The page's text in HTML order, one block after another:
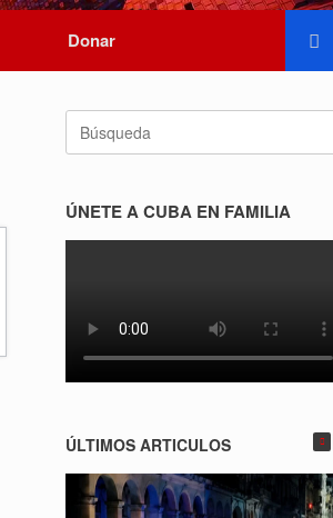
Donar
ÚNETE A CUBA EN FAMILIA
ÚLTIMOS ARTICULOS